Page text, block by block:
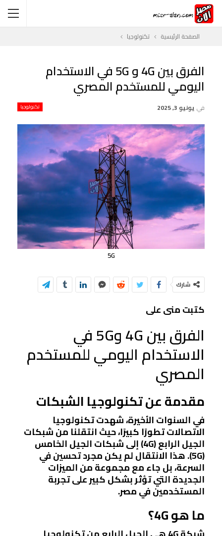
الصفحة الرئيسية تكنولوجيا
الفرق بين 4G و 5G في الاستخدام
اليومي للمستخدم المصري
تكنولوجيا في يونيو 3, 2025
5G
شارك
كتبت منى على
الفرق بين 4G و5G في
الاستخدام اليومي للمستخدم
المصري
مقدمة عن تكنولوجيا الشبكات
في السنوات الأخيرة، شهدت تكنولوجيا
الاتصالات تطورًا كبيرًا، حيث انتقلنا من شبكات
الجيل الرابع (4G) إلى شبكات الجيل الخامس
(5G). هذا الانتقال لم يكن مجرد تحسين في
السرعة، بل جاء مع مجموعة من الميزات
الجديدة التي تؤثر بشكل كبير على تجربة
المستخدمين في مصر.
ما هو 4G؟